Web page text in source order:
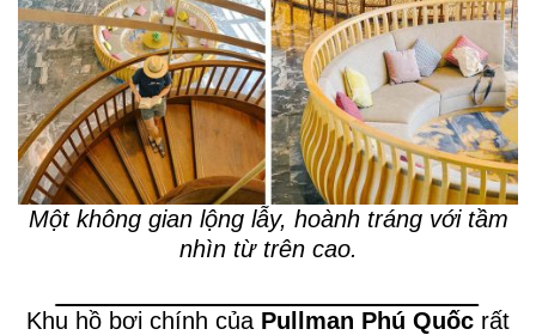
Một không gian lộng lẫy, hoành tráng với tầm
nhìn từ trên cao.
Khu hồ bơi chính của Pullman Phú Quốc rất